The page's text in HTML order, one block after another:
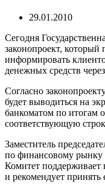
29.01.2010
Сегодня
законопроект, который
информировать
денежных средств
Согласно
будет выводиться на
банкоматом по итогам
соответствующую
Заместитель
по финансовому рынку
Комитет поддерживает
и рекомендует принять